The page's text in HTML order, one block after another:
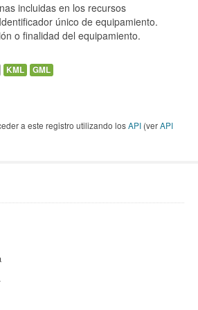
incluidas en los recursos
único de equipamiento.
o finalidad del equipamiento.
KML GML
a este registro utilizando losAPI (verAPI